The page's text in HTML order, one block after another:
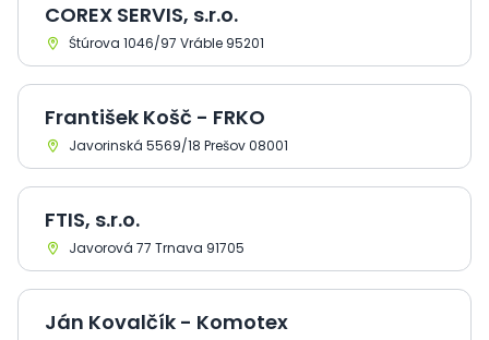
COREX SERVIS, s.r.o.
Śtúrova 1046/97 Vráble 95201
František Košč - FRKO
Javorinská 5569/18 Prešov 08001
FTIS, s.r.o.
Javorová 77 Trnava 91705
Ján Kovalčík - Komotex